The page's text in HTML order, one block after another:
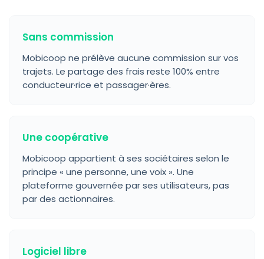
Sans commission
Mobicoop ne prélève aucune commission sur vos
trajets. Le partage des frais reste 100% entre
conducteur·rice et passager·ères.
Une coopérative
Mobicoop appartient à ses sociétaires selon le
principe « une personne, une voix ». Une
plateforme gouvernée par ses utilisateurs, pas
par des actionnaires.
Logiciel libre